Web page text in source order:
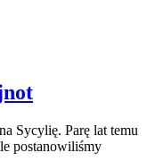
Sycylię. Parę lat temu
postanowiliśmy